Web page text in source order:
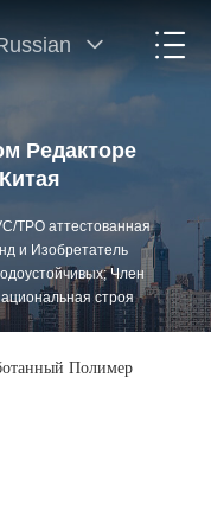
Редакторе
TPO аттестованная
и Изобретатель
Член
строя
Полимер